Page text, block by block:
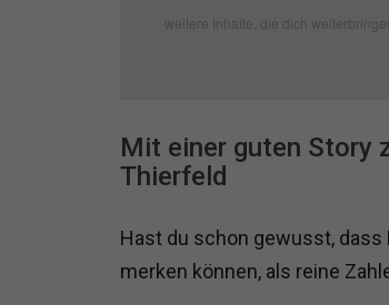
weitere Inhalte, die dich
Mit einer guten Story
Thierfeld
Hast du schon gewusst,
merken können, als reine